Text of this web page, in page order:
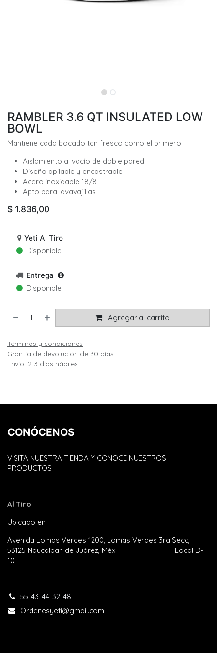
RAMBLER 3.6 QT INSULATED LOW
BOWL
Mantiene cada bocado tan fresco como el primero.
Aislamiento al vacío de doble pared
Diseño apilable y encastrable
Acero inoxidable 18/8
Apto para lavavajillas
$ 1.836,00
Yeti Al Tiro
Disponible
Entrega
Disponible
Agregar al carrito
Términos y condiciones
Grantía de devolución de 30 días
Envío: 2-3 días hábiles
CONÓCENOS
VISITA NUESTRA TIENDA Y CONOCE NUESTROS
PRODUCTOS
Al Tiro
Ubicado en:
Avenida Lomas Verdes 1200, Lomas Verdes 3ra Secc,
53125 Naucalpan de Juárez, Méx. Local D-
10
55-43-44-32-48​
Ordenesyeti@gmail.com